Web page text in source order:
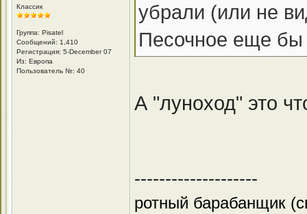
Классик
Группа: Pisatel
Сообщений: 1,410
Регистрация: 5-December 07
Из: Европа
Пользователь №: 40
убрали (или не
Песочное еще бы
А "луноход" это
--------------------
ротный барабанщик